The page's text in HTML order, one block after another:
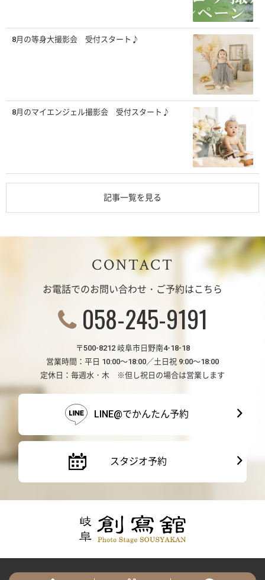
8月の等身大撮影会 受付スタート♪
8月のマイエンジェル撮影会 受付スタート♪
記事一覧を見る
CONTACT
お電話でのお問い合わせ・ご予約はこちら
058-245-9191
〒500-8212 岐阜市日野南4-18-18
営業時間：平日 10:00～18:00／土日祝 9:00～18:00
定休日：毎週水・木 ※但し祝日の場合は営業します
LINE@でかんたん予約
スタジオ予約
© 2026 Sousyakan Co., Ltd.